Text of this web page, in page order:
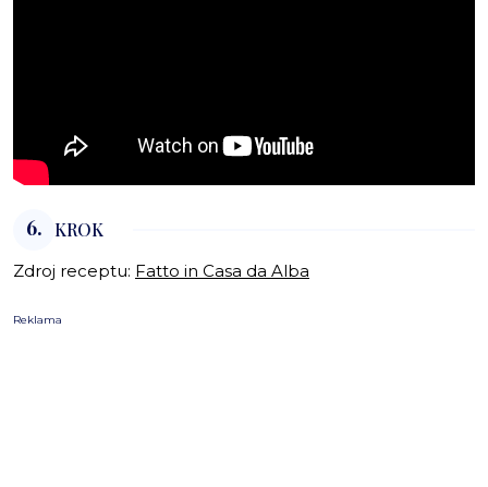
6. KROK
Zdroj receptu: Fatto in Casa da Alba
Reklama